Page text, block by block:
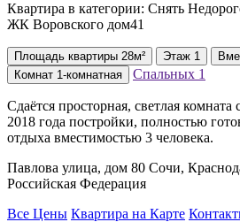
Квартира в категории: Снять
ЖК Воровского дом41
Площадь квартиры 28м² Этаж 1
Комнат 1-комнатная Спальных 1
Сдаётся просторная, светлая
2018 года постройки, полностью
отдыха вместимостью 3 человека.
Павлова улица, дом 80 Сочи,
Российская Федерация
Все Цены Квартира на Карте